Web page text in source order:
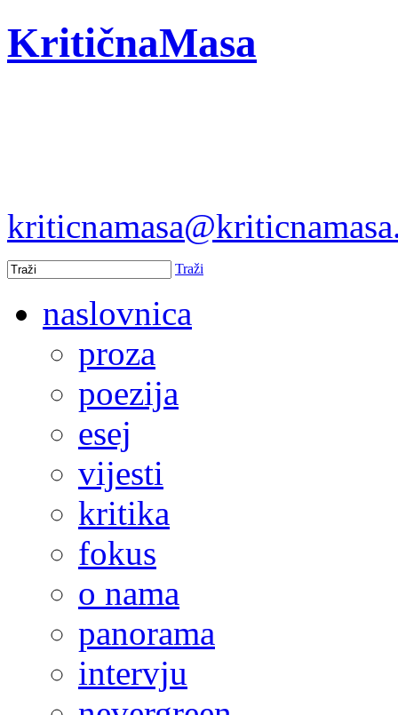
KritičnaMasa
Traži
naslovnica
proza
poezija
esej
vijesti
kritika
fokus
o nama
panorama
intervju